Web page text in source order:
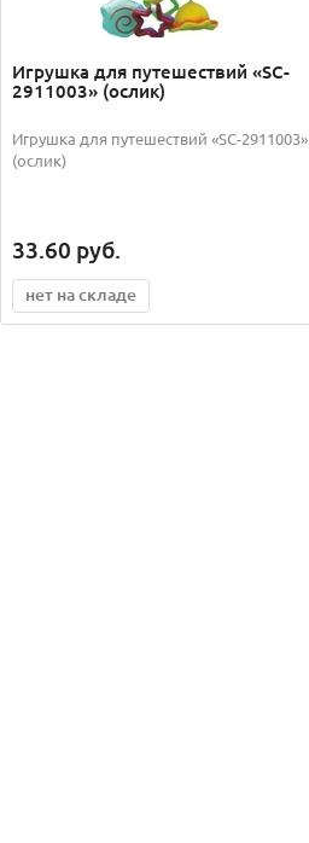
Игрушка для путешествий «SC-
2911003» (ослик)
Игрушка для путешествий «SC-2911003»
(ослик)
33.60 руб.
нет на складе